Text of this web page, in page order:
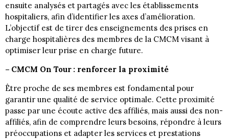
ensuite analysés et partagés avec les établissements
hospitaliers, afin d’identifier les axes d’amélioration.
L’objectif est de tirer des enseignements des prises en
charge hospitalières des membres de la CMCM visant à
optimiser leur prise en charge future.
– CMCM On Tour : renforcer la proximité
Être proche de ses membres est fondamental pour
garantir une qualité de service optimale. Cette proximité
passe par une écoute active des affiliés, mais aussi des non-
affiliés, afin de comprendre leurs besoins, répondre à leurs
préoccupations et adapter les services et prestations